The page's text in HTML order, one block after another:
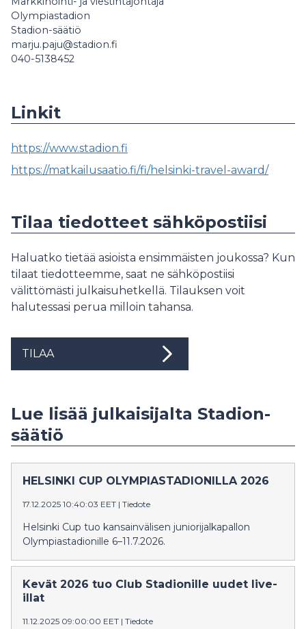
Olympiastadion
Stadion-säätiö
marju.paju@stadion.fi
040-5138452
Linkit
https://www.stadion.fi
https://matkailusaatio.fi/fi/helsinki-travel-award/
Tilaa tiedotteet sähköpostiisi
Haluatko tietää asioista ensimmäisten joukossa? Kun
tilaat tiedotteemme, saat ne sähköpostiisi
välittömästi julkaisuhetkellä. Tilauksen voit
halutessasi perua milloin tahansa.
TILAA
Lue lisää julkaisijalta Stadion-
säätiö
HELSINKI CUP OLYMPIASTADIONILLA 2026
17.12.2025 10:40:03 EET | Tiedote
Helsinki Cup tuo kansainvälisen juniorijalkapallon
Olympiastadionille 6–11.7.2026.
Kevät 2026 tuo Club Stadionille uudet live-
illat
11.12.2025 09:00:00 EET | Tiedote